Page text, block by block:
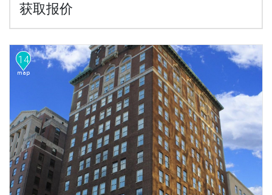
获取报价
14